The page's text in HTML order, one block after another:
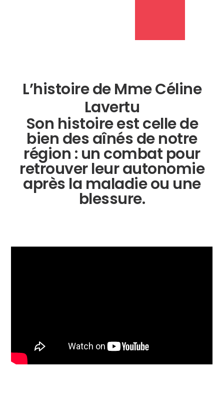
L’histoire de Mme Céline
Lavertu
Son histoire est celle de
bien des aînés de notre
région : un combat pour
retrouver leur autonomie
après la maladie ou une
blessure.